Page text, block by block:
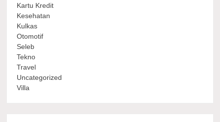
Kartu Kredit
Kesehatan
Kulkas
Otomotif
Seleb
Tekno
Travel
Uncategorized
Villa